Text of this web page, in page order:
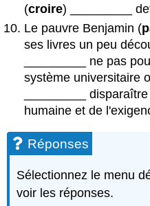
(croire) _________
Le pauvre Benjamin (
ses livres un peu
_________ ne pas
système universitaire
_________
humaine et de
Réponses
Sélectionnez le menu
voir les réponses.